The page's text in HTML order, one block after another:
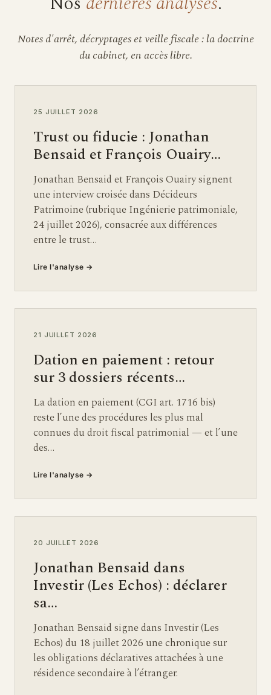
Notes d'arrêt, décryptages et veille fiscale : la doctrine
du cabinet, en accès libre.
25 JUILLET 2026
Trust ou fiducie : Jonathan
Bensaid et François Ouairy…
Jonathan Bensaid et François Ouairy signent
une interview croisée dans Décideurs
Patrimoine (rubrique Ingénierie patrimoniale,
24 juillet 2026), consacrée aux différences
entre le trust…
Lire l'analyse →
21 JUILLET 2026
Dation en paiement : retour
sur 3 dossiers récents…
La dation en paiement (CGI art. 1716 bis)
reste l’une des procédures les plus mal
connues du droit fiscal patrimonial — et l’une
des…
Lire l'analyse →
20 JUILLET 2026
Jonathan Bensaid dans
Investir (Les Echos) : déclarer
sa…
Jonathan Bensaid signe dans Investir (Les
Echos) du 18 juillet 2026 une chronique sur
les obligations déclaratives attachées à une
résidence secondaire à l’étranger.